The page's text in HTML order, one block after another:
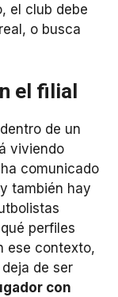
el club debe
o busca
el filial
de un
viviendo
comunicado
también hay
perfiles
ese contexto,
de ser
con